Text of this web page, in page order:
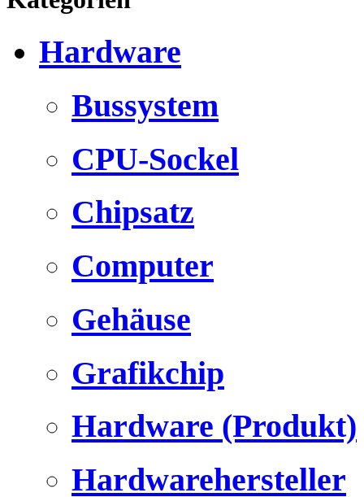
Hardware
Bussystem
CPU-Sockel
Chipsatz
Computer
Gehäuse
Grafikchip
Hardware (Produkt)
Hardwarehersteller